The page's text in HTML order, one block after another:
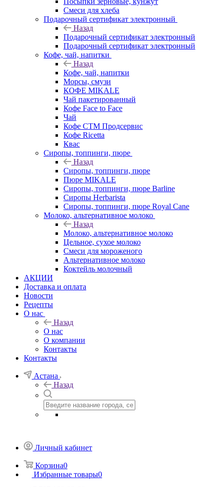
Смеси для хлеба
Подарочный сертификат электронный
Назад
Подарочный сертификат электронный
Подарочный сертификат электронный
Кофе, чай, напитки
Назад
Кофе, чай, напитки
Морсы, смузи
КОФЕ MIKALE
Чай пакетированный
Кофе Face to Face
Чай
Кофе СТМ Продсервис
Кофе Ricetta
Квас
Сиропы, топпинги, пюре
Назад
Сиропы, топпинги, пюре
Пюре MIKALE
Сиропы, топпинги, пюре Barline
Сиропы Herbarista
Сиропы, топпинги, пюре Royal Cane
Молоко, альтернативное молоко
Назад
Молоко, альтернативное молоко
Цельное, сухое молоко
Смеси для мороженого
Альтернативное молоко
Коктейль молочный
АКЦИИ
Доставка и оплата
Новости
Рецепты
О нас
Назад
О нас
О компании
Контакты
Контакты
Астана
Назад
Личный кабинет
Корзина0
Избранные товары0